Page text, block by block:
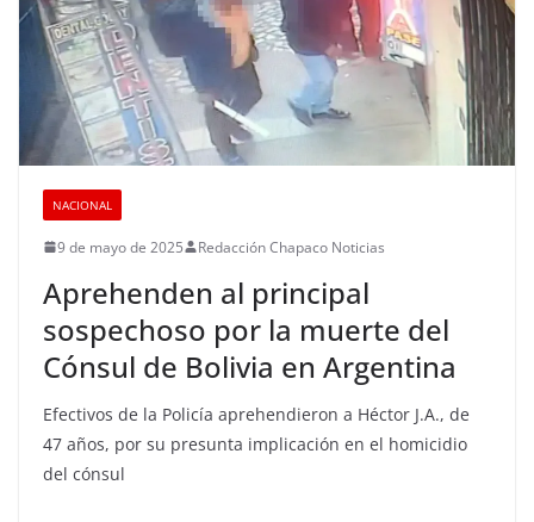
NACIONAL
9 de mayo de 2025 Redacción Chapaco Noticias
Aprehenden al principal
sospechoso por la muerte del
Cónsul de Bolivia en Argentina
Efectivos de la Policía aprehendieron a Héctor J.A., de
47 años, por su presunta implicación en el homicidio
del cónsul